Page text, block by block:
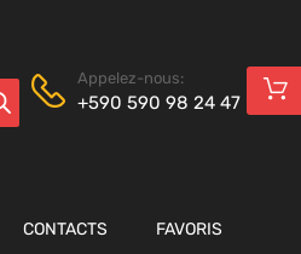
Appelez-nous:
+590 590 98 24 47
CONTACTS FAVORIS